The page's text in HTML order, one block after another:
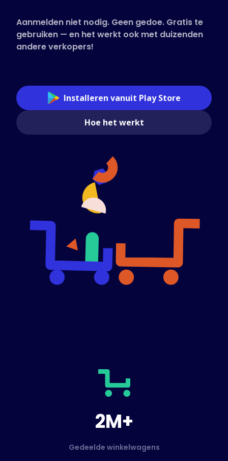
Aanmelden niet nodig. Geen gedoe. Gratis te
gebruiken — en het werkt ook met duizenden
andere verkopers!
Installeren vanuit Play Store
Hoe het werkt
2M+
Gedeelde winkelwagens